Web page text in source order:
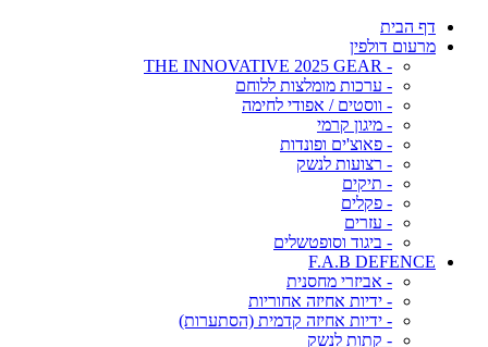
דף הבית
מרעום דולפין
- THE INNOVATIVE 2025 GEAR
- ערכות מומלצות ללוחם
- ווסטים / אפודי לחימה
- מיגון קרמי
- פאוצ'ים ופונדות
- רצועות לנשק
- תיקים
- פקלים
- עזרים
- ביגוד וסופטשלים
F.A.B DEFENCE
- אביזרי מחסנית
- ידיות אחיזה אחוריות
- ידיות אחיזה קדמית (הסתערות)
- קתות לנשק